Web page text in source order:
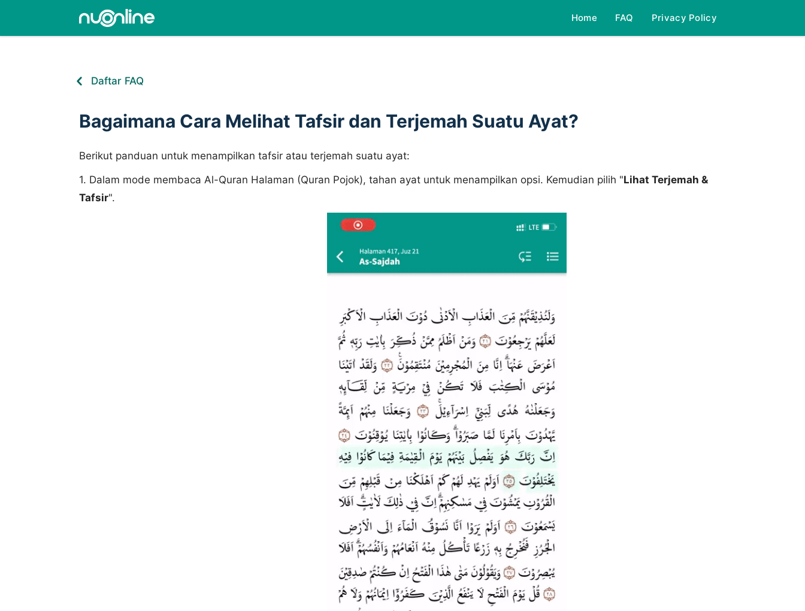
Home FAQ Privacy Policy
Daftar FAQ
Bagaimana Cara Melihat Tafsir dan Terjemah Suatu Ayat?
Berikut panduan untuk menampilkan tafsir atau terjemah suatu ayat:
1. Dalam mode membaca Al-Quran Halaman (Quran Pojok), tahan ayat untuk menampilkan opsi. Kemudian pilih "Lihat Terjemah &
Tafsir".